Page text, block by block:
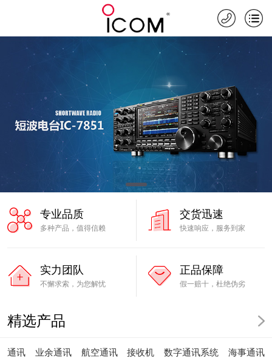
专业品质
多种产品，值得信赖
交货迅速
快速响应，服务到家
实力团队
不懈求索，为您解忧
正品保障
假一赔十，杜绝伪劣
精选产品
通讯 业余通讯 航空通讯 接收机 数字通讯系统 海事通讯